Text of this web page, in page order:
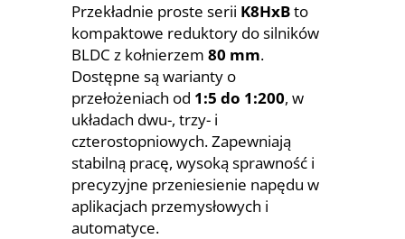
Przekładnie proste serii K8HxBto
kompaktowe reduktory do silników
BLDC z kołnierzem 80 mm.
Dostępne są warianty o
przełożeniach od 1:5 do 1:200, w
układach dwu-, trzy- i
czterostopniowych. Zapewniają
stabilną pracę, wysoką sprawność i
precyzyjne przeniesienie napędu w
aplikacjach przemysłowych i
automatyce.